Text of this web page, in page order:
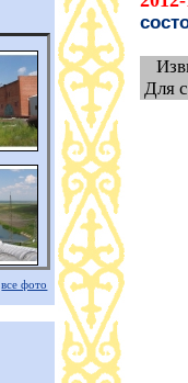
все фото
Для